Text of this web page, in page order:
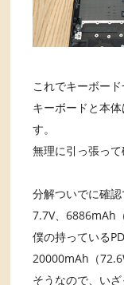
これでキーボー
キーボードと本
す。
無理に引っ張っ
分解ついでに確認
7.7V、6886mAh
僕の持っている
20000mAh（
そうなので、い